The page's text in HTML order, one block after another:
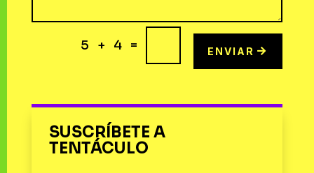
5 + 4 = ENVIAR
SUSCRÍBETE A
TENTÁCULO